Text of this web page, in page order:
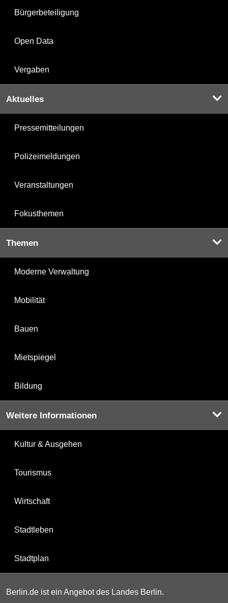
Bürgerbeteiligung
Open Data
Vergaben
Aktuelles
Pressemitteilungen
Polizeimeldungen
Veranstaltungen
Fokusthemen
Themen
Moderne Verwaltung
Mobilität
Bauen
Mietspiegel
Bildung
Weitere Informationen
Kultur & Ausgehen
Tourismus
Wirtschaft
Stadtleben
Stadtplan
Berlin.de ist ein Angebot des Landes Berlin.